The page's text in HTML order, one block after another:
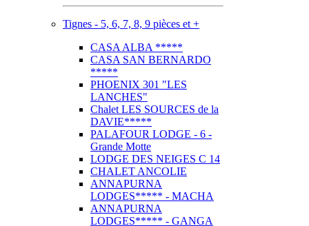
Tignes - 5, 6, 7, 8, 9 pièces et +
CASA ALBA *****
CASA SAN BERNARDO
*****
PHOENIX 301 "LES
LANCHES"
Chalet LES SOURCES de la
DAVIE*****
PALAFOUR LODGE - 6 -
Grande Motte
LODGE DES NEIGES C 14
CHALET ANCOLIE
ANNAPURNA
LODGES***** - MACHA
ANNAPURNA
LODGES***** - GANGA